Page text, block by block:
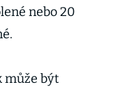
nebo 20
může být